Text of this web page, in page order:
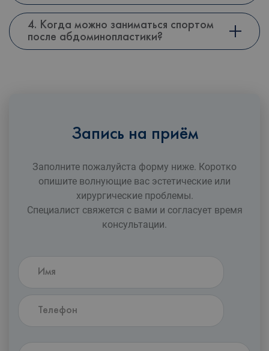
4. Когда можно заниматься спортом
после абдоминопластики?
Запись на приём
Заполните пожалуйста форму ниже. Коротко
опишите волнующие вас эстетические или
xирургические проблемы.
Специалист свяжется с вами и согласует время
консультации.